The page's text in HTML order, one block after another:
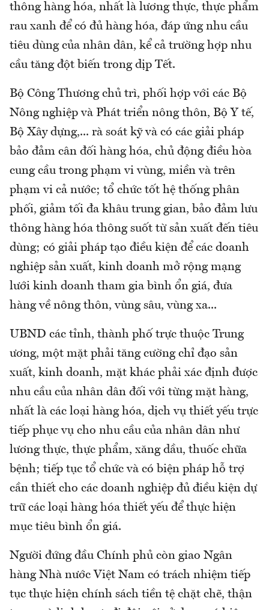
thông hàng hóa, nhất là lương thực, thực phẩm
rau xanh để có đủ hàng hóa, đáp ứng nhu cầu
tiêu dùng của nhân dân, kể cả trường hợp nhu
cầu tăng đột biến trong dịp Tết.
Bộ Công Thương chủ trì, phối hợp với các Bộ
Nông nghiệp và Phát triển nông thôn, Bộ Y tế,
Bộ Xây dựng,... rà soát kỹ và có các giải pháp
bảo đảm cân đối hàng hóa, chủ động điều hòa
cung cầu trong phạm vi vùng, miền và trên
phạm vi cả nước; tổ chức tốt hệ thống phân
phối, giảm tối đa khâu trung gian, bảo đảm lưu
thông hàng hóa thông suốt từ sản xuất đến tiêu
dùng; có giải pháp tạo điều kiện để các doanh
nghiệp sản xuất, kinh doanh mở rộng mạng
lưới kinh doanh tham gia bình ổn giá, đưa
hàng về nông thôn, vùng sâu, vùng xa...
UBND các tỉnh, thành phố trực thuộc Trung
ương, một mặt phải tăng cường chỉ đạo sản
xuất, kinh doanh, mặt khác phải xác định được
nhu cầu của nhân dân đối với từng mặt hàng,
nhất là các loại hàng hóa, dịch vụ thiết yếu trực
tiếp phục vụ cho nhu cầu của nhân dân như
lương thực, thực phẩm, xăng dầu, thuốc chữa
bệnh; tiếp tục tổ chức và có biện pháp hỗ trợ
cần thiết cho các doanh nghiệp đủ điều kiện dự
trữ các loại hàng hóa thiết yếu để thực hiện
mục tiêu bình ổn giá.
Người đứng đầu Chính phủ còn giao Ngân
hàng Nhà nước Việt Nam có trách nhiệm tiếp
tục thực hiện chính sách tiền tệ chặt chẽ, thận